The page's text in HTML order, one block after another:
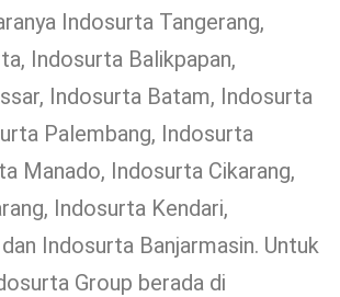
Indosurta Tangerang,
Indosurta Balikpapan,
Indosurta Batam, Indosurta
Palembang, Indosurta
Manado, Indosurta Cikarang,
Indosurta Kendari,
Indosurta Banjarmasin. Untuk
Group berada di